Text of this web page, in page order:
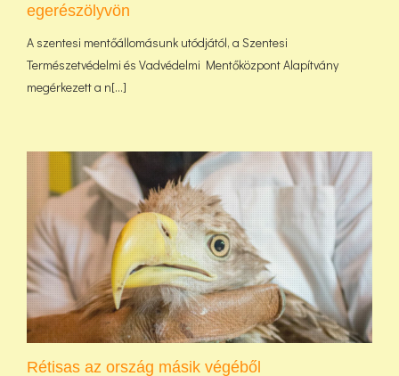
egerészölyvön
A szentesi mentőállomásunk utódjától, a Szentesi
Természetvédelmi és Vadvédelmi Mentőközpont Alapítvány
megérkezett a n[...]
Rétisas az ország másik végéből